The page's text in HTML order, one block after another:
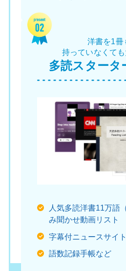
洋書を1冊
持っていなくても
多読スタータ
人気多読洋書11万語
み聞かせ動画リスト
字幕付ニュースサイ
語数記録手帳など